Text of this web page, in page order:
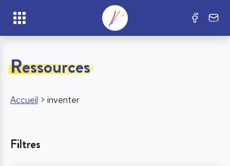
Ressources
Accueil > inventer
Filtres